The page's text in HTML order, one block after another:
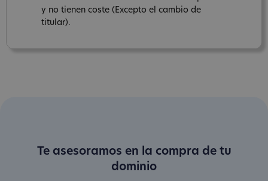
y no tienen coste (Excepto el cambio de
titular).
Te asesoramos en la compra de tu
dominio